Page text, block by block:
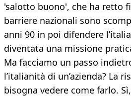
'salotto buono', che ha retto
barriere nazionali sono
anni 90 in poi difendere
diventata una missione
Ma facciamo un passo
l’italianità di un’azienda? La
bisogna vedere come farlo.